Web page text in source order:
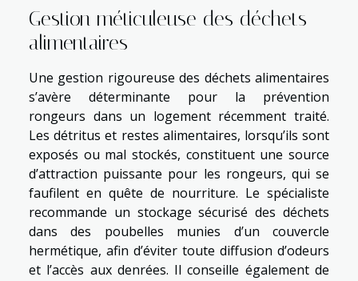
Gestion méticuleuse des déchets
alimentaires
Une gestion rigoureuse des déchets alimentaires
s’avère déterminante pour la prévention
rongeurs dans un logement récemment traité.
Les détritus et restes alimentaires, lorsqu’ils sont
exposés ou mal stockés, constituent une source
d’attraction puissante pour les rongeurs, qui se
faufilent en quête de nourriture. Le spécialiste
recommande un stockage sécurisé des déchets
dans des poubelles munies d’un couvercle
hermétique, afin d’éviter toute diffusion d’odeurs
et l’accès aux denrées. Il conseille également de